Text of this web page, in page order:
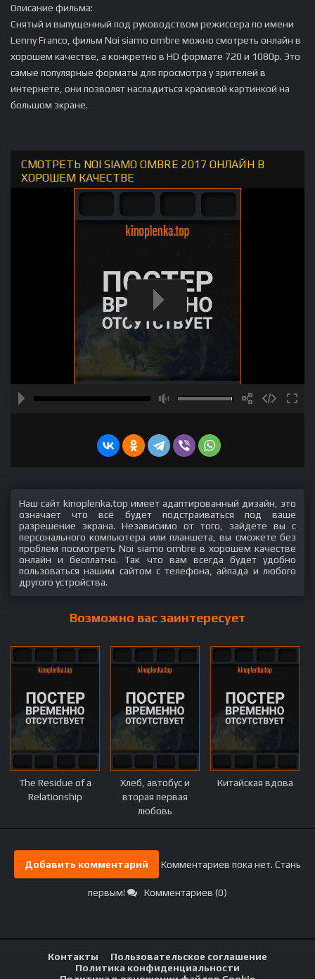
Описание фильма:
Снятый и выпущенный под руководством режиссера по имени
Lenny Franco, фильм Noi siamo ombre можно смотреть онлайн в
хорошем качестве, а конкретно в HD формате 720 и 1080p. Это
самые популярные форматы для просмотра у зрителей в
интернете, они позволят насладиться красивой картинкой на
большом экране.
СМОТРЕТЬ NOI SIAMO OMBRE 2017 ОНЛАЙН В
ХОРОШЕМ КАЧЕСТВЕ
Наш сайт kinoplenka.top имеет адаптированный дизайн, это
означает что всё будет подстраиваться под ваше
разрешение экрана. Независимо от того, зайдете вы с
персонального компьютера или планшета, вы сможете без
проблем посмотреть Noi siamo ombre в хорошем качестве
онлайн и бесплатно. Так что вам всегда будет удобно
пользоваться нашим сайтом с телефона, айпада и любого
другого устройства.
Возможно вас заинтересует
The Residue of a
Relationship
Хлеб, автобус и
вторая первая
любовь
Китайская вдова
Добавить комментарий Комментариев пока нет. Стань
первым! Комментариев (0)
Контакты
Пользовательское соглашение
Политика конфиденциальности